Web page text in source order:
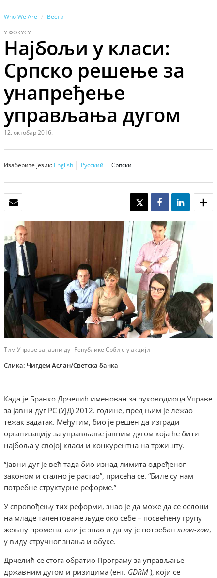
Who We Are Вести
У ФОКУСУ
Најбољи у класи:
Српско решење за
унапређење
управљања дугом
12. октобар 2016.
Изаберите језик: English Русский Српски
TWEET SHARE SHARE
Тим Управе за јавни дуг Рeпублике Србије у акцији
Слика: Чигдем Аслан/Светска банка
Када је Бранко Дрчелић именован за руководиоца Управе
за јавни дуг РС (УЈД) 2012. године, пред њим је лежао
тежак задатак. Међутим, био је решен да изгради
организацију за управљање јавним дугом која ће бити
најбоља у својој класи и конкурентна на тржишту.
“Јавни дуг је већ тада био изнад лимита одређеног
законом и стално је растао”, присећа се. “Биле су нам
потребне структурне реформе.”
У спровођењу тих реформи, знао је да може да се ослони
на младе талентоване људе око себе – посвећену групу
жељну промена, али је знао и да му је потребан кноw-хоw,
у виду стручног знања и обуке.
Дрчелић се стога обратио Програму за управљање
државним дугом и ризицима (енг. GDRM ), који се